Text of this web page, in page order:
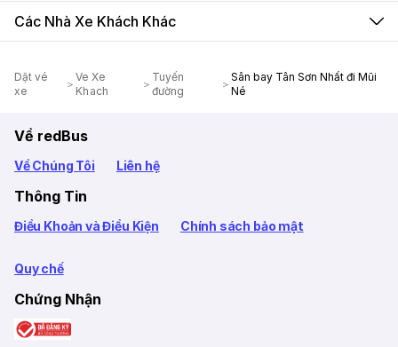
Các Nhà Xe Khách Khác
Dặt vé
xe
Ve Xe
Khach
Tuyến
đường
Sân bay Tân Sơn Nhất đi Mũi
Né
Về redBus
Về Chúng Tôi Liên hệ
Thông Tin
Điều Khoản và Điều Kiện Chính sách bảo mật
Quy chế
Chứng Nhận